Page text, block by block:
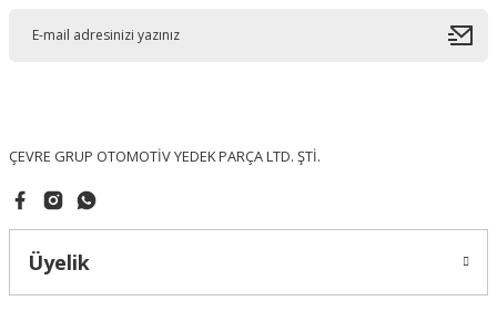
ÇEVRE GRUP OTOMOTİV YEDEK PARÇA LTD. ŞTİ.
Üyelik